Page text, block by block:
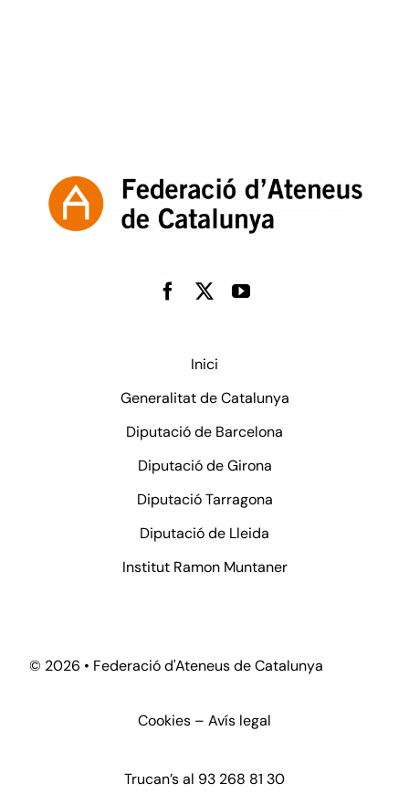
Inici
Generalitat de Catalunya
Diputació de Barcelona
Diputació de Girona
Diputació Tarragona
Diputació de Lleida
Institut Ramon Muntaner
© 2026 • Federació d'Ateneus de Catalunya
Cookies – Avís legal
Trucan’s al 93 268 81 30